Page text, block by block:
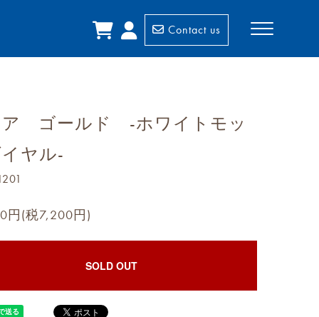
Contact us
ア ゴールド -ホワイトモッ
ヤル-
円(税7,200円)
SOLD OUT